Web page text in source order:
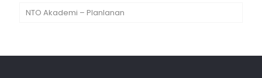
NTO Akademi – Planlanan